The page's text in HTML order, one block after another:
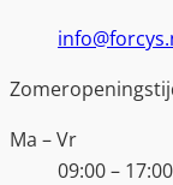
Ma – Vr
09:00 – 17:00